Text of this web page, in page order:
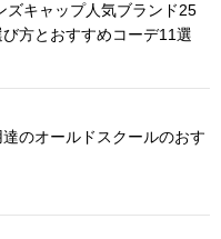
ズキャップ人気ブランド25
方とおすすめコーデ11選
のオールドスクールのおす